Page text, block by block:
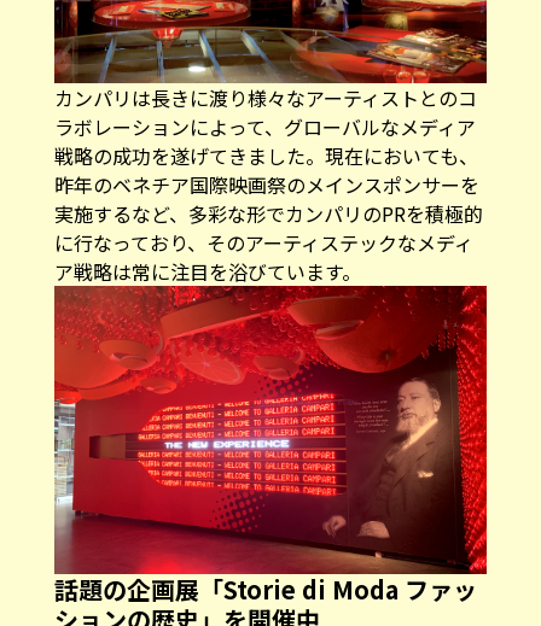
カンパリは長きに渡り様々なアーティストとのコ
ラボレーションによって、グローバルなメディア
戦略の成功を遂げてきました。現在においても、
昨年のベネチア国際映画祭のメインスポンサーを
実施するなど、多彩な形でカンパリのPRを積極的
に行なっており、そのアーティステックなメディ
ア戦略は常に注目を浴びています。
話題の企画展「Storie di Moda ファッ